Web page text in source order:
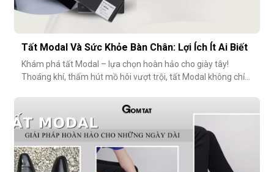
Tất Modal Và Sức Khỏe Bàn Chân: Lợi Ích Ít Ai Biết
Khám phá tất Modal – lựa chọn hoàn hảo cho giày tây!
Thoáng khí, thấm hút mồ hôi vượt trội, tất Modal không chỉ
ngăn mùi hôi và bệnh da liễu. Hãy cùng khám phá lý do vì sao
tất Modal đang trở thành xu hướng không thể thiếu cho các
quý ông hiện đ